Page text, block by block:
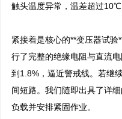
触头温度异常，温差超过10℃
紧接着是核心的**变压器试
行了完整的绝缘电阻与直流
到1.8%，逼近警戒线。若继
间短路。我们随即出具了详
负载并安排紧固作业。